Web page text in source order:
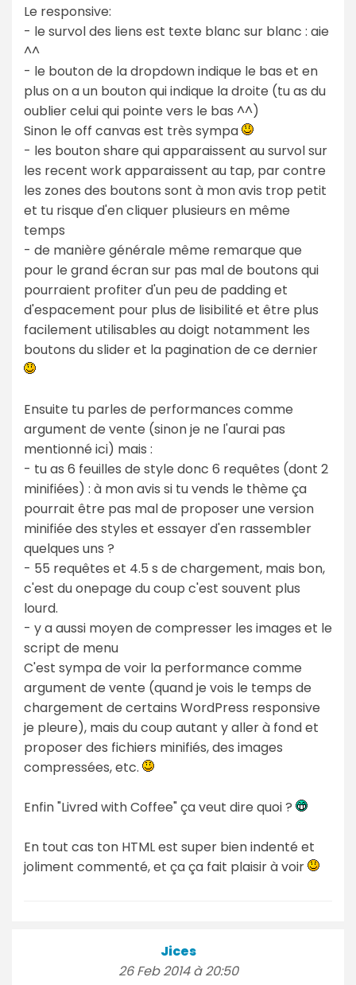
Le responsive:
- le survol des liens est texte blanc sur blanc : aie
^^
- le bouton de la dropdown indique le bas et en
plus on a un bouton qui indique la droite (tu as du
oublier celui qui pointe vers le bas ^^)
Sinon le off canvas est très sympa
- les bouton share qui apparaissent au survol sur
les recent work apparaissent au tap, par contre
les zones des boutons sont à mon avis trop petit
et tu risque d'en cliquer plusieurs en même
temps
- de manière générale même remarque que
pour le grand écran sur pas mal de boutons qui
pourraient profiter d'un peu de padding et
d'espacement pour plus de lisibilité et être plus
facilement utilisables au doigt notamment les
boutons du slider et la pagination de ce dernier
Ensuite tu parles de performances comme
argument de vente (sinon je ne l'aurai pas
mentionné ici) mais :
- tu as 6 feuilles de style donc 6 requêtes (dont 2
minifiées) : à mon avis si tu vends le thème ça
pourrait être pas mal de proposer une version
minifiée des styles et essayer d'en rassembler
quelques uns ?
- 55 requêtes et 4.5 s de chargement, mais bon,
c'est du onepage du coup c'est souvent plus
lourd.
- y a aussi moyen de compresser les images et le
script de menu
C'est sympa de voir la performance comme
argument de vente (quand je vois le temps de
chargement de certains WordPress responsive
je pleure), mais du coup autant y aller à fond et
proposer des fichiers minifiés, des images
compressées, etc.
Enfin "Livred with Coffee" ça veut dire quoi ?
En tout cas ton HTML est super bien indenté et
joliment commenté, et ça ça fait plaisir à voir
Jices
26 Feb 2014 à 20:50